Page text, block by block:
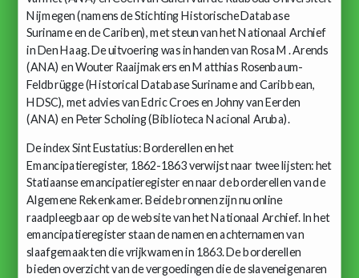
Nijmegen (namens de Stichting Historische Database
Suriname en de Cariben), met steun van het Nationaal Archief
in Den Haag. De uitvoering was in handen van Rosa M. Arends
(ANA) en Wouter Raaijmakers en Matthias Rosenbaum-
Feldbrügge (Historical Database Suriname and Caribbean,
HDSC), met advies van Edric Croes en Johny van Eerden
(ANA) en Peter Scholing (Biblioteca Nacional Aruba).
De index Sint Eustatius: Borderellen en het
Emancipatieregister, 1862-1863 verwijst naar twee lijsten: het
Statiaanse emancipatieregister en naar de borderellen van de
Algemene Rekenkamer. Beide bronnen zijn nu online
raadpleegbaar op de website van het Nationaal Archief. In het
emancipatieregister staan de namen en achternamen van
slaafgemaakten die vrijkwamen in 1863. De borderellen
bieden overzicht van de vergoedingen die de slaveneigenaren